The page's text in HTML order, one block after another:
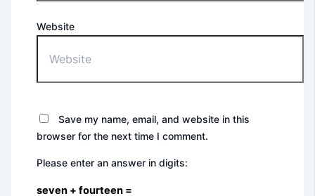
Website
Save my name, email, and website in this
browser for the next time I comment.
Please enter an answer in digits:
seven + fourteen =